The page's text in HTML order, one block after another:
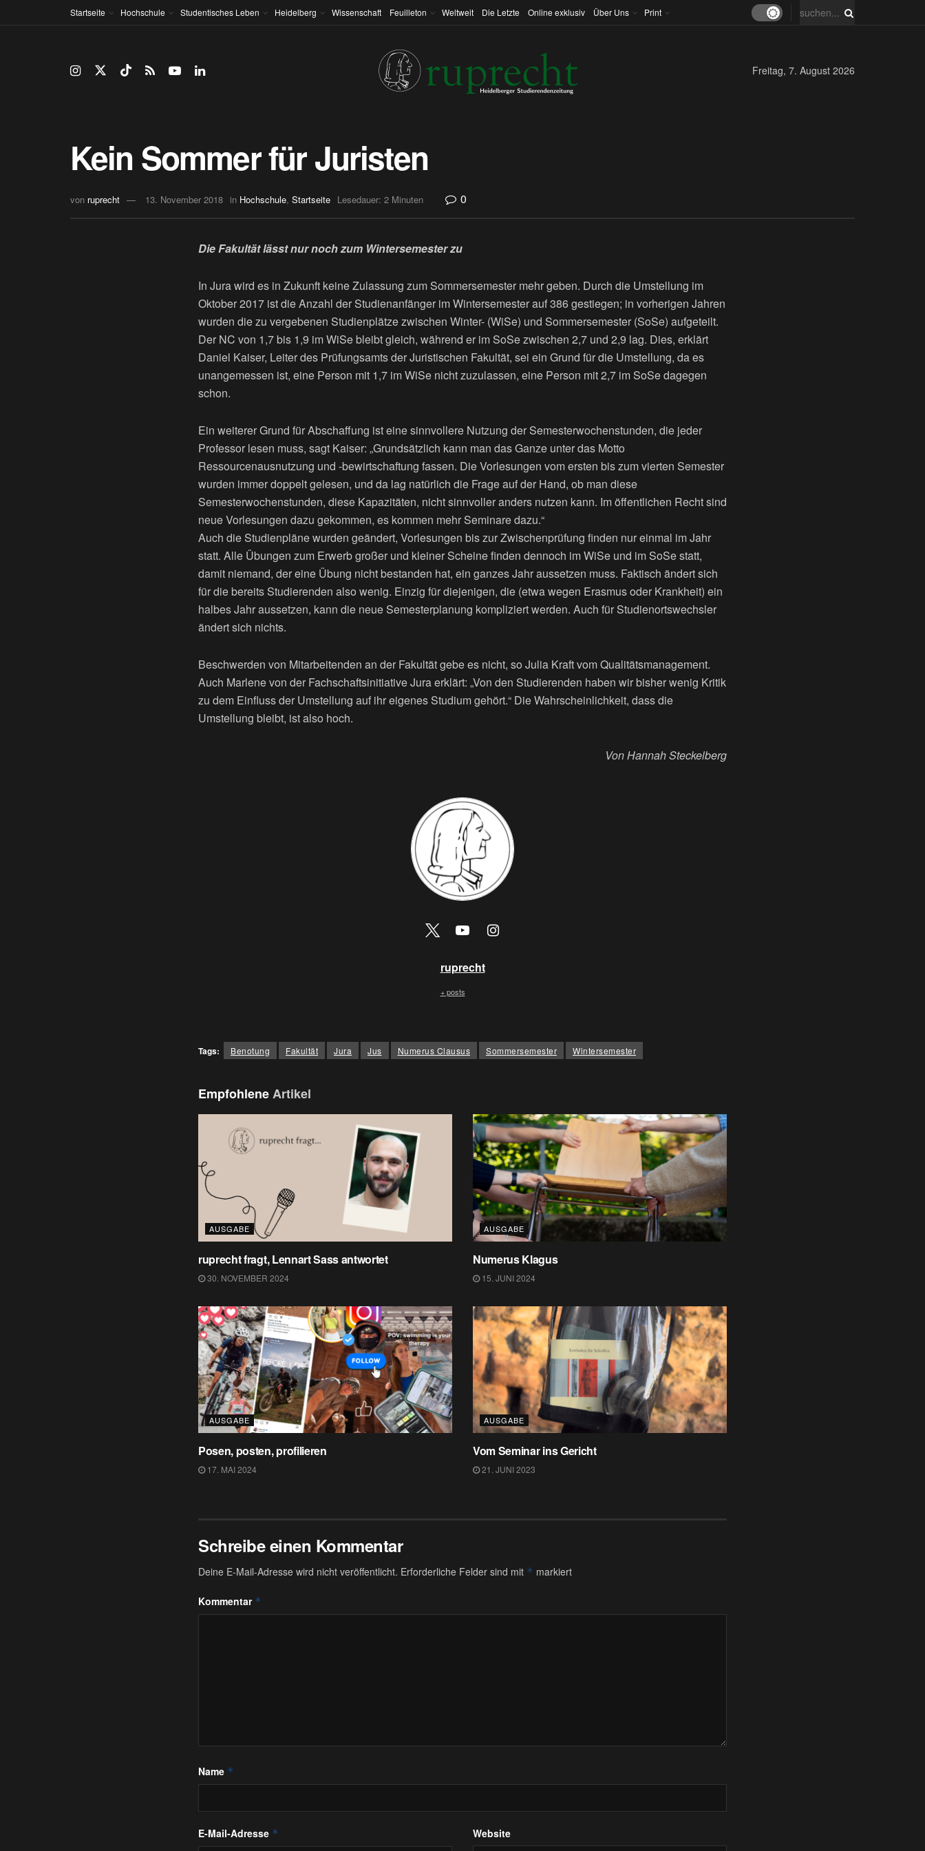
Startseite Hochschule Studentisches Leben Heidelberg Wissenschaft Feuilleton Weltweit Die Letzte Online exklusiv Über Uns Print
Freitag, 7. August 2026
Kein Sommer für Juristen
von ruprecht 13. November 2018 in Hochschule, Startseite Lesedauer: 2 Minuten 0
Die Fakultät lässt nur noch zum Wintersemester zu
In Jura wird es in Zukunft keine Zulassung zum Sommersemester mehr geben. Durch die Umstellung im
Oktober 2017 ist die Anzahl der Studienanfänger im Wintersemester auf 386 gestiegen; in vorherigen Jahren
wurden die zu vergebenen Studienplätze zwischen Winter- (WiSe) und Sommersemester (SoSe) aufgeteilt.
Der NC von 1,7 bis 1,9 im WiSe bleibt gleich, während er im SoSe zwischen 2,7 und 2,9 lag. Dies, erklärt
Daniel Kaiser, Leiter des Prüfungsamts der Juristischen Fakultät, sei ein Grund für die Umstellung, da es
unangemessen ist, eine Person mit 1,7 im WiSe nicht zuzulassen, eine Person mit 2,7 im SoSe dagegen
schon.
Ein weiterer Grund für Abschaffung ist eine sinnvollere Nutzung der Semesterwochenstunden, die jeder
Professor lesen muss, sagt Kaiser: „Grundsätzlich kann man das Ganze unter das Motto
Ressourcenausnutzung und -bewirtschaftung fassen. Die Vorlesungen vom ersten bis zum vierten Semester
wurden immer doppelt gelesen, und da lag natürlich die Frage auf der Hand, ob man diese
Semesterwochenstunden, diese Kapazitäten, nicht sinnvoller anders nutzen kann. Im öffentlichen Recht sind
neue Vorlesungen dazu gekommen, es kommen mehr Seminare dazu.“
Auch die Studienpläne wurden geändert, Vorlesungen bis zur Zwischenprüfung finden nur einmal im Jahr
statt. Alle Übungen zum Erwerb großer und kleiner Scheine finden dennoch im WiSe und im SoSe statt,
damit niemand, der eine Übung nicht bestanden hat, ein ganzes Jahr aussetzen muss. Faktisch ändert sich
für die bereits Studierenden also wenig. Einzig für diejenigen, die (etwa wegen Erasmus oder Krankheit) ein
halbes Jahr aussetzen, kann die neue Semesterplanung kompliziert werden. Auch für Studienortswechsler
ändert sich nichts.
Beschwerden von Mitarbeitenden an der Fakultät gebe es nicht, so Julia Kraft vom Qualitätsmanagement.
Auch Marlene von der Fachschaftsinitiative Jura erklärt: „Von den Studierenden haben wir bisher wenig Kritik
zu dem Einfluss der Umstellung auf ihr eigenes Studium gehört.“ Die Wahrscheinlichkeit, dass die
Umstellung bleibt, ist also hoch.
Von Hannah Steckelberg
ruprecht
+ posts
Tags: Benotung Fakultät Jura Jus Numerus Clausus Sommersemester Wintersemester
EmpfohleneArtikel
AUSGABE
ruprecht fragt, Lennart Sass antwortet
30. NOVEMBER 2024
AUSGABE
Numerus Klagus
15. JUNI 2024
AUSGABE
Posen, posten, profilieren
17. MAI 2024
AUSGABE
Vom Seminar ins Gericht
21. JUNI 2023
Schreibe einen Kommentar
Deine E-Mail-Adresse wird nicht veröffentlicht. Erforderliche Felder sind mit * markiert
Kommentar *
Name *
E-Mail-Adresse * Website